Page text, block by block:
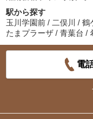
駅から探す
玉川学園前 / 二俣川 / 鶴
たまプラーザ / 青葉台 /
電